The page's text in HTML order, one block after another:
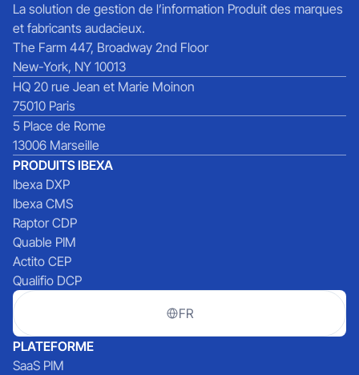
La solution de gestion de l’information Produit des marques
et fabricants audacieux.
The Farm 447, Broadway 2nd Floor
New-York, NY 10013
HQ 20 rue Jean et Marie Moinon
75010 Paris
5 Place de Rome
13006 Marseille
PRODUITS IBEXA
Ibexa DXP
Ibexa CMS
Raptor CDP
Quable PIM
Actito CEP
Qualifio DCP
FR
PLATEFORME
SaaS PIM